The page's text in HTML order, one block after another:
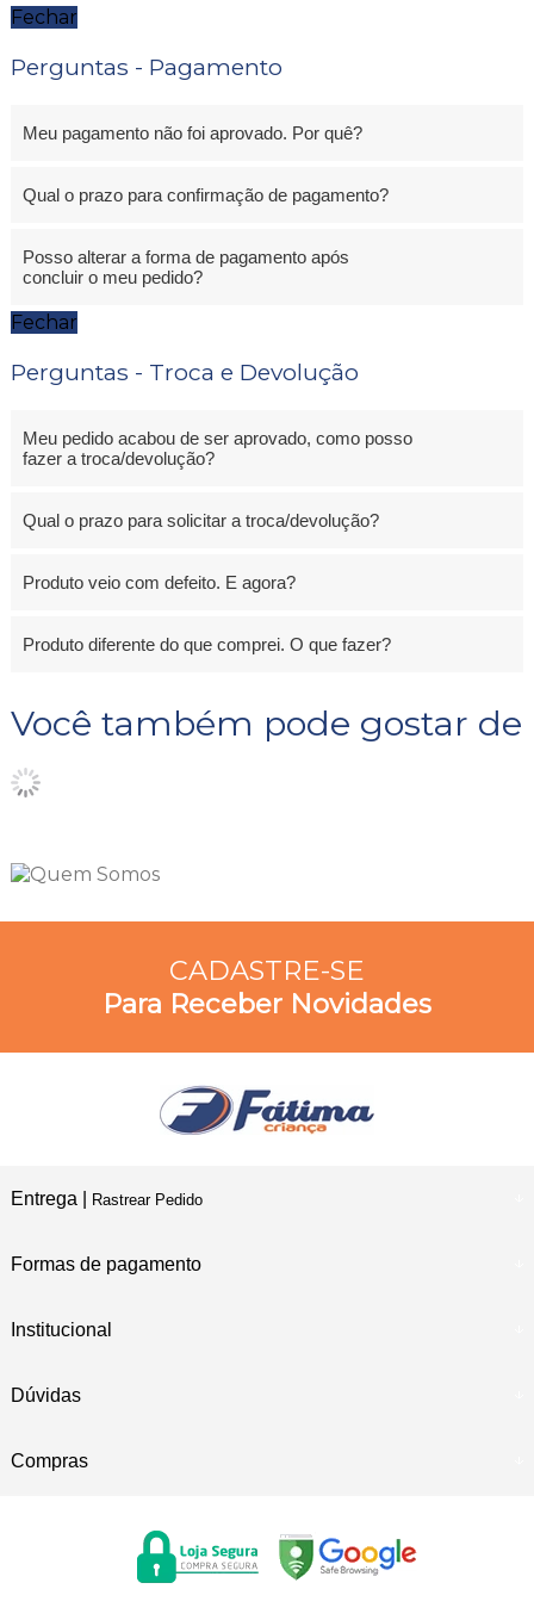
Fechar
Perguntas - Pagamento
Meu pagamento não foi aprovado. Por quê?
Qual o prazo para confirmação de pagamento?
Posso alterar a forma de pagamento após
concluir o meu pedido?
Fechar
Perguntas - Troca e Devolução
Meu pedido acabou de ser aprovado, como posso
fazer a troca/devolução?
Qual o prazo para solicitar a troca/devolução?
Produto veio com defeito. E agora?
Produto diferente do que comprei. O que fazer?
Você também pode gostar de
CADASTRE-SE
Para Receber Novidades
Entrega | Rastrear Pedido
Formas de pagamento
Institucional
Dúvidas
Compras